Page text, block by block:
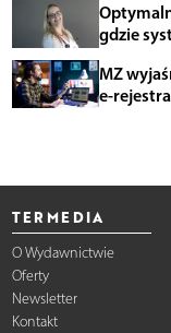
gdzie
MZ
e-
TERMEDIA
O Wydawnictwie
Oferty
Newsletter
Kontakt